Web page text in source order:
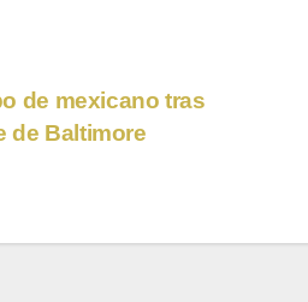
de mexicano tras
de Baltimore